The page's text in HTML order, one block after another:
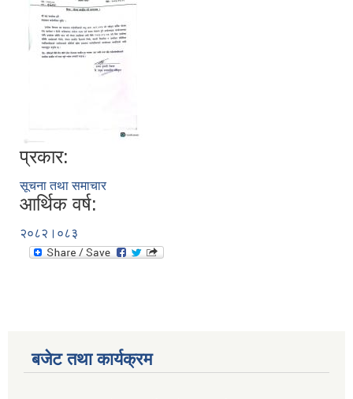
प्रकार:
सूचना तथा समाचार
आर्थिक वर्ष:
२०८२।०८३
बजेट तथा कार्यक्रम